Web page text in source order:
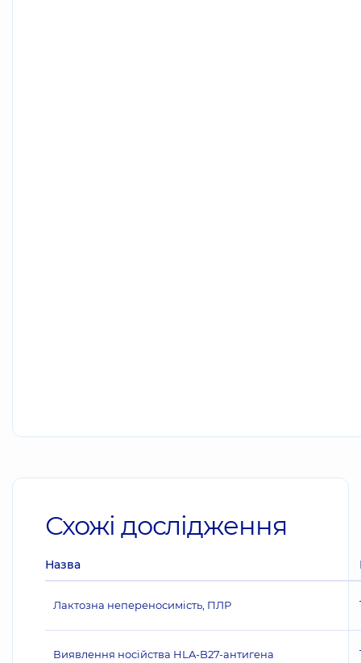
Схожі дослідження
Назва
Лактозна непереносимість, ПЛР
Виявлення носійства HLA-B27-антигена